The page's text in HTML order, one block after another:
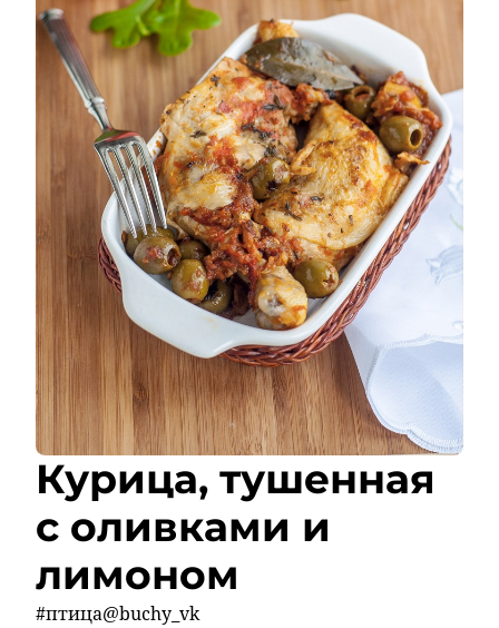
Курица, тушенная
с оливками и
лимоном
#птица@buchy_vk